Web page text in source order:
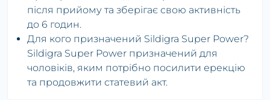
після прийому та зберігає свою активність
до 6 годин.
Для кого призначений Sildigra Super Power?
Sildigra Super Power призначений для
чоловіків, яким потрібно посилити ерекцію
та продовжити статевий акт.